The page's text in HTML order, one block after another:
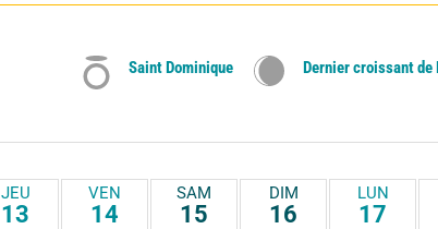
Saint Dominique Dernier croissant de
JEU
13
VEN
14
SAM
15
DIM
16
LUN
17